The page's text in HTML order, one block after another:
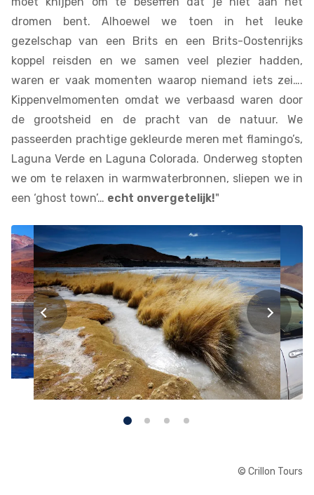
dromen bent. Alhoewel we toen in het leuke
gezelschap van een Brits en een Brits-Oostenrijks
koppel reisden en we samen veel plezier hadden,
waren er vaak momenten waarop niemand iets zei….
Kippenvelmomenten omdat we verbaasd waren door
de grootsheid en de pracht van de natuur. We
passeerden prachtige gekleurde meren met flamingo’s,
Laguna Verde en Laguna Colorada. Onderweg stopten
we om te relaxen in warmwaterbronnen, sliepen we in
een ‘ghost town’… echt onvergetelijk!"
© Crillon Tours